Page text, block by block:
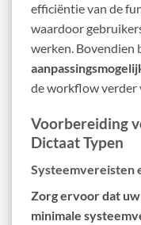
efficiëntie van de
waardoor
werken. Bovendien
de workflow verder
Voorbereiding
Dictaat Typen
Systeemvereisten
Zorg ervoor dat
minimale